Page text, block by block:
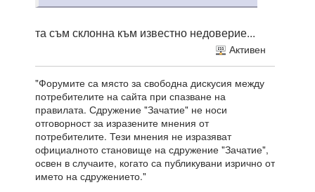
та съм склонна към известно недоверие...
Активен
"Форумите са място за свободна дискусия между
потребителите на сайта при спазване на
правилата. Сдружение "Зачатие" не носи
отговорност за изразените мнения от
потребителите. Тези мнения не изразяват
официалното становище на сдружение "Зачатие",
освен в случаите, когато са публикувани изрично от
името на сдружението."